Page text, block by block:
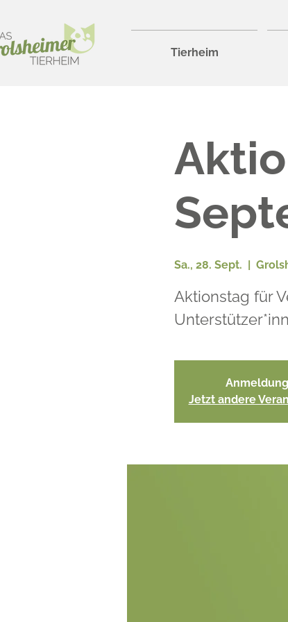
Tierheim
Sa., 28. Sept.
  |
Aktionstag für
Jetzt andere